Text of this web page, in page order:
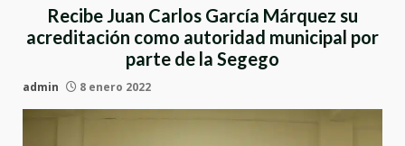
Recibe Juan Carlos García Márquez su
acreditación como autoridad municipal por
parte de la Segego
admin 8 enero 2022